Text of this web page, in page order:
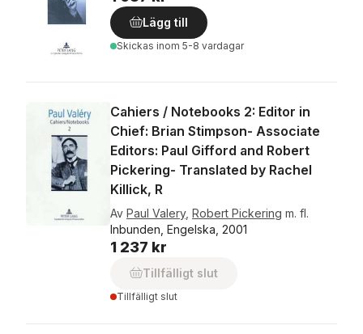
Lägg till
Skickas inom 5-8 vardagar
Cahiers / Notebooks 2: Editor in
Chief: Brian Stimpson- Associate
Editors: Paul Gifford and Robert
Pickering- Translated by Rachel
Killick, R
Av Paul Valery, Robert Pickering m. fl.
Inbunden, Engelska, 2001
1 237 kr
Tillfälligt slut
Tillfälligt slut